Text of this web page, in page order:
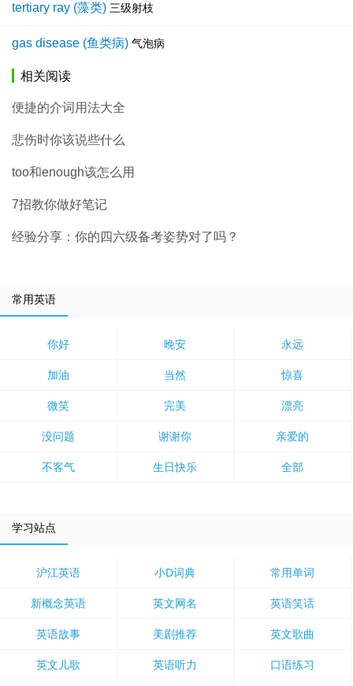
tertiary ray (藻类) 三级射枝
gas disease (鱼类病) 气泡病
相关阅读
便捷的介词用法大全
悲伤时你该说些什么
too和enough该怎么用
7招教你做好笔记
经验分享：你的四六级备考姿势对了吗？
常用英语
你好 晚安 永远
加油 当然 惊喜
微笑 完美 漂亮
没问题 谢谢你 亲爱的
不客气 生日快乐 全部
学习站点
沪江英语 小D词典 常用单词
新概念英语 英文网名 英语笑话
英语故事 美剧推荐 英文歌曲
英文儿歌 英语听力 口语练习